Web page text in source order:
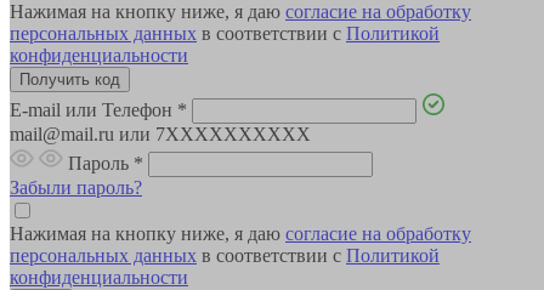
Нажимая на кнопку ниже, я даю согласие на обработку
персональных данных в соответствии с Политикой
конфиденциальности
E-mail или Телефон *
mail@mail.ru или 7XXXXXXXXXX
Пароль *
Забыли пароль?
Нажимая на кнопку ниже, я даю согласие на обработку
персональных данных в соответствии с Политикой
конфиденциальности